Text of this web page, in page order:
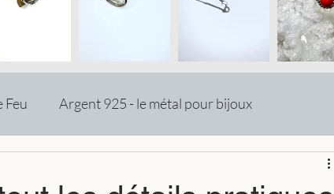
Feu Argent 925 - le métal pour bijoux